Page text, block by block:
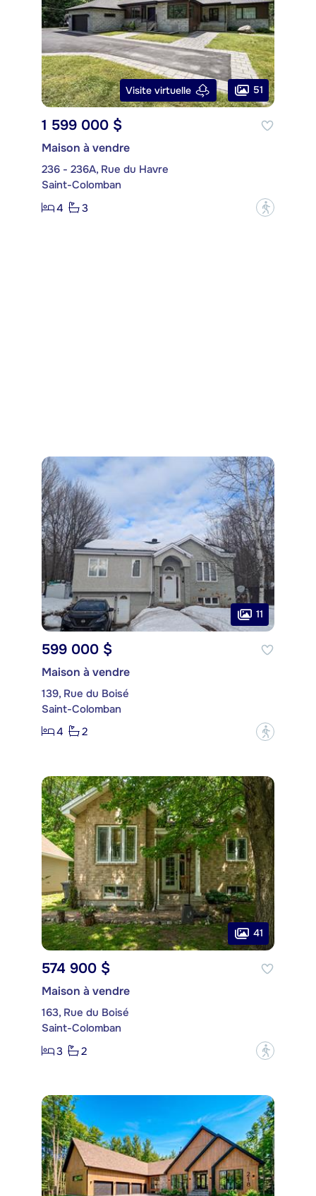
Visite virtuelle 51
1 599 000 $
Maison à vendre
236 - 236A, Rue du Havre
Saint-Colomban
4
3 ?
11
599 000 $
Maison à vendre
139, Rue du Boisé
Saint-Colomban
4
2 ?
41
574 900 $
Maison à vendre
163, Rue du Boisé
Saint-Colomban
3
2 ?